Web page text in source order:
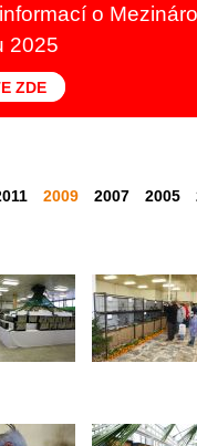
o
2025
ZDE
2009 2007 2005